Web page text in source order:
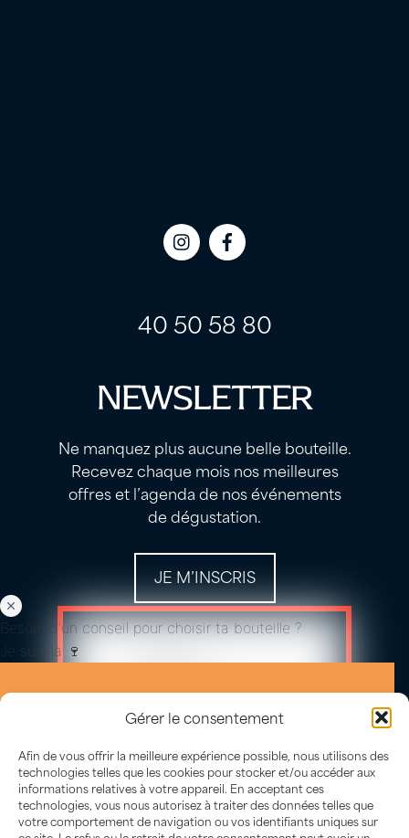
Gérer le consentement
Afin de vous offrir la meilleure expérience possible, nous utilisons des
technologies telles que les cookies pour stocker et/ou accéder aux
informations relatives à votre appareil. En acceptant ces
technologies, vous nous autorisez à traiter des données telles que
votre comportement de navigation ou vos identifiants uniques sur
Icon
Icon
40 50 58 80
NEWSLETTER
Ne manquez plus aucune belle bouteille.
Recevez chaque mois nos meilleures
offres et l’agenda de nos événements
de dégustation.
JE M’INSCRIS
Besoin d'un conseil pour choisir ta bouteille ?
Je suis là 🍷